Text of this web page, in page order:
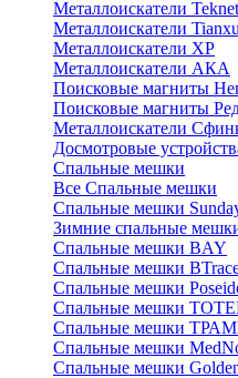
Металлоискатели
Металлоискатели
Металлоискатели XP
Металлоискатели АКА
Поисковые магниты
Поисковые магниты
Металлоискатели
Досмотровые
Спальные мешки
Все Спальные мешки
Спальные мешки
Зимние спальные
Спальные мешки BAY
Спальные мешки
Спальные мешки
Спальные мешки
Спальные мешки
Cпальные мешки
Спальные мешки